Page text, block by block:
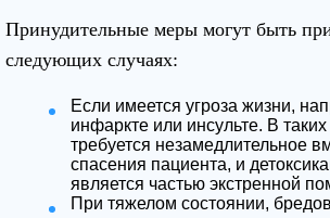
Принудительные меры могут быть
следующих случаях:
Если имеется угроза жизни,
инфаркте или инсульте. В
требуется незамедлительное
спасения пациента, и
является частью экстренной
При тяжелом состоянии,